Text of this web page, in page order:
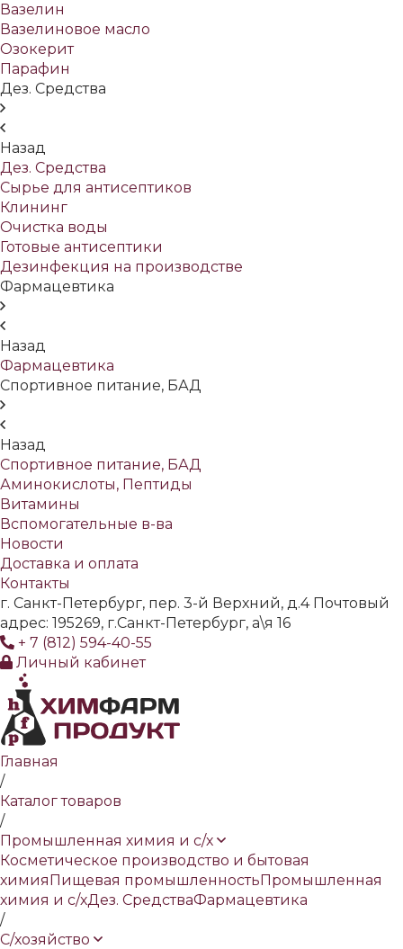
Вазелин
Вазелиновое масло
Озокерит
Парафин
Дез. Средства
Назад
Дез. Средства
Сырье для антисептиков
Клининг
Очистка воды
Готовые антисептики
Дезинфекция на производстве
Фармацевтика
Назад
Фармацевтика
Спортивное питание, БАД
Назад
Спортивное питание, БАД
Аминокислоты, Пептиды
Витамины
Вспомогательные в-ва
Новости
Доставка и оплата
Контакты
г. Санкт-Петербург, пер. 3-й Верхний, д.4 Почтовый
адрес: 195269, г.Санкт-Петербург, а\я 16
+ 7 (812) 594-40-55
Личный кабинет
Главная
/
Каталог товаров
/
Промышленная химия и с/х
Косметическое производство и бытовая
химияПищевая промышленностьПромышленная
химия и с/хДез. СредстваФармацевтика
/
С/хозяйство